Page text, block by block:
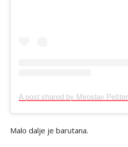
Malo dalje je barutana.